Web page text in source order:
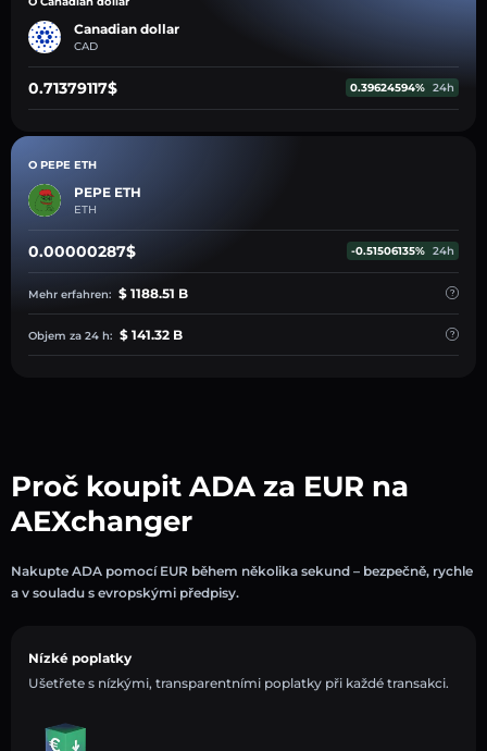
Canadian dollar
CAD
0.71379117$ 0.39624594% 24h
O PEPE ETH
PEPE ETH
ETH
0.00000287$ -0.51506135% 24h
Mehr erfahren: $ 1188.51 B
Objem za 24 h: $ 141.32 B
Proč koupit ADA za EUR na
AEXchanger
Nakupte ADA pomocí EUR během několika sekund – bezpečně, rychle
a v souladu s evropskými předpisy.
Nízké poplatky
Ušetřete s nízkými, transparentními poplatky při každé transakci.